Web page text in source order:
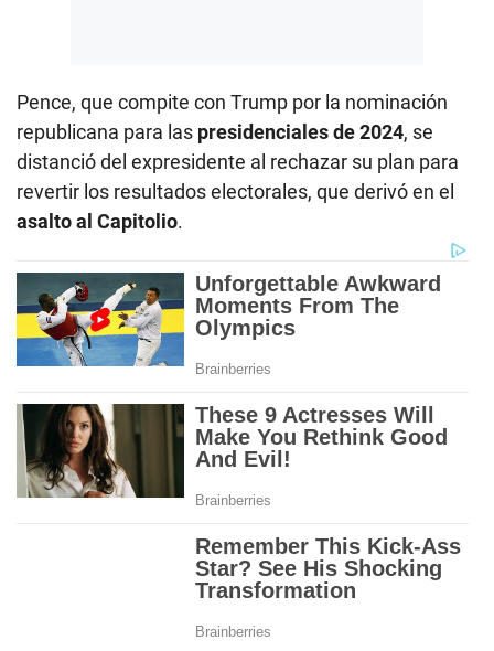
Pence, que compite con Trump por la nominación
republicana para las presidenciales de 2024, se
distanció del expresidente al rechazar su plan para
revertir los resultados electorales, que derivó en el
asalto al Capitolio.